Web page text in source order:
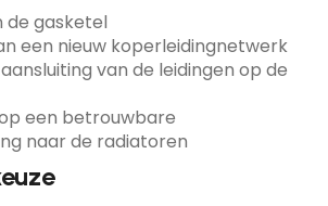
de gasketel
een nieuw koperleidingnetwerk
van de leidingen op de
een betrouwbare
naar de radiatoren